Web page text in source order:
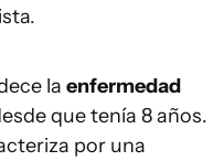
la enfermedad
que tenía 8 años.
por una